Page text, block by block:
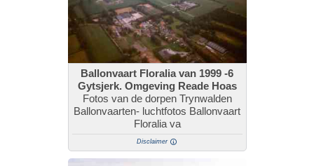
Ballonvaart Floralia van 1999 -6
Gytsjerk. Omgeving Reade Hoas
Fotos van de dorpen Trynwalden
Ballonvaarten- luchtfotos Ballonvaart
Floralia va
Disclaimer